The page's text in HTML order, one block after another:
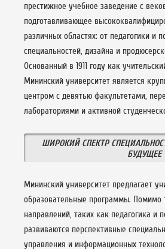
престижное учебное заведение с
подготавливающее
различных областях: от педагогики и
специальностей, дизайна и
Основанный в 1911 году как
Мининский университет является
центром с девятью факультетами,
лабораториями и активной
ШИРОКИЙ СПЕКТР
БУДУЩЕЕ
Мининский университет предлагает
образовательные программы. Помимо
направлений, таких как педагогика и
развиваются перспективные
управления и информационных